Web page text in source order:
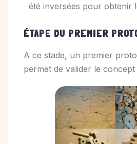
été inversées pour obtenir
ÉTAPE DU PREMIER
A ce stade, un premier
permet de valider le concept